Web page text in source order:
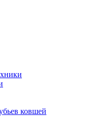
ковшей